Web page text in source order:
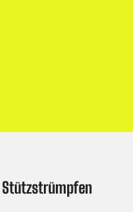
Stützstrümpfen